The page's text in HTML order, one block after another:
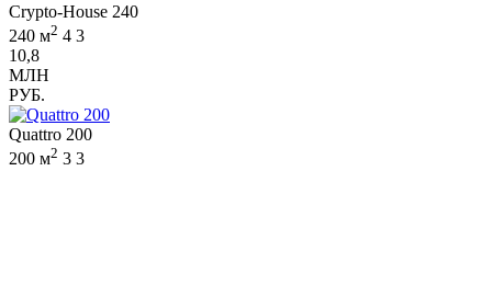
Crypto-House 240
240 м2 4 3
10,8
МЛН
РУБ.
Quattro 200
200 м2 3 3